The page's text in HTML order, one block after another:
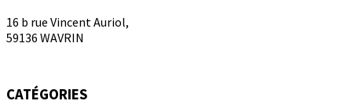
16 b rue Vincent Auriol,
59136 WAVRIN
CATÉGORIES